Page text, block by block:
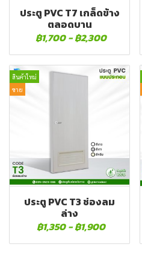
ประตู PVC T7 เกล็ดข้าง
ตลอดบาน
฿1,700 -฿2,300
สินค้าใหม่
ขาย
ประตู PVC T3 ช่องลม
ล่าง
฿1,350 -฿1,900